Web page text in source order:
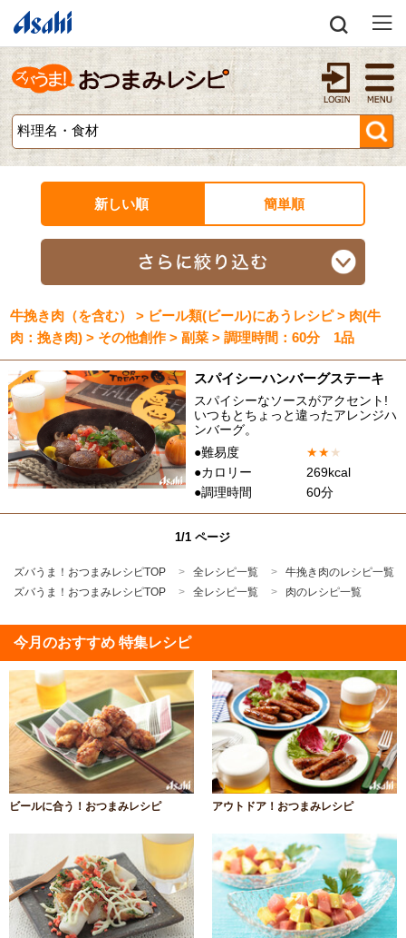
新しい順 簡単順
牛挽き肉（を含む） > ビール類(ビール)にあうレシピ > 肉(牛
肉：挽き肉) > その他創作 > 副菜 > 調理時間：60分 1品
スパイシーハンバーグステーキ
スパイシーなソースがアクセント!
いつもとちょっと違ったアレンジハ
ンバーグ。
●難易度
★★★
●カロリー
269kcal
●調理時間
60分
1/1 ページ
ズバうま！おつまみレシピTOP 全レシピ一覧
牛挽き肉のレシピ一覧
ズバうま！おつまみレシピTOP
全レシピ一覧 肉のレシピ一覧
今月のおすすめ 特集レシピ
ビールに合う！おつまみレシピ アウトドア！おつまみレシピ